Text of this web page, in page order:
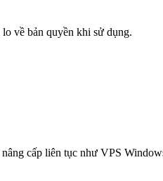
về bản quyền khi sử dụng.
cấp liên tục như VPS